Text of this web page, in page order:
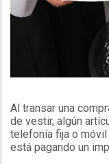
Al transar una
de vestir, algún
telefonía fija o
está pagando un